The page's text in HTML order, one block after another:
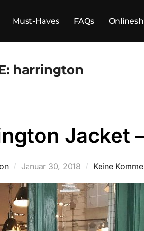
Must-Haves FAQs
harrington
Jacket
Veröffentlicht
Januar 30, 2018 Keine